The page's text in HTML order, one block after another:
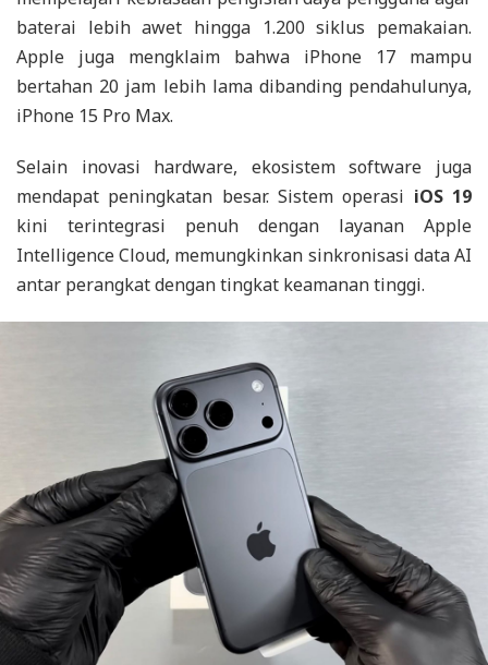
baterai lebih awet hingga 1.200 siklus pemakaian.
Apple juga mengklaim bahwa iPhone 17 mampu
bertahan 20 jam lebih lama dibanding pendahulunya,
iPhone 15 Pro Max.
Selain inovasi hardware, ekosistem software juga
mendapat peningkatan besar. Sistem operasi iOS 19
kini terintegrasi penuh dengan layanan Apple
Intelligence Cloud, memungkinkan sinkronisasi data AI
antar perangkat dengan tingkat keamanan tinggi.